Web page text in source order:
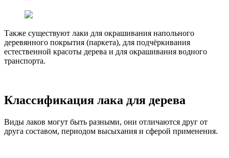
Также существуют лаки для окрашивания напольного
деревянного покрытия (паркета), для подчёркивания
естественной красоты дерева и для окрашивания водного
транспорта.
Классификация лака для дерева
Виды лаков могут быть разными, они отличаются друг от
друга составом, периодом высыхания и сферой применения.